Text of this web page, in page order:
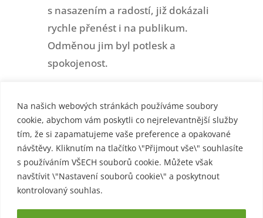
Na našich webových stránkách používáme soubory
cookie, abychom vám poskytli co nejrelevantnější služby
tím, že si zapamatujeme vaše preference a opakované
návštěvy. Kliknutím na tlačítko \"Přijmout vše\" souhlasíte
s používáním VŠECH souborů cookie. Můžete však
navštívit \"Nastavení souborů cookie\" a poskytnout
kontrolovaný souhlas.
s nasazením a radostí, již dokázali
rychle přenést i na publikum.
Odměnou jim byl potlesk a
spokojenost.